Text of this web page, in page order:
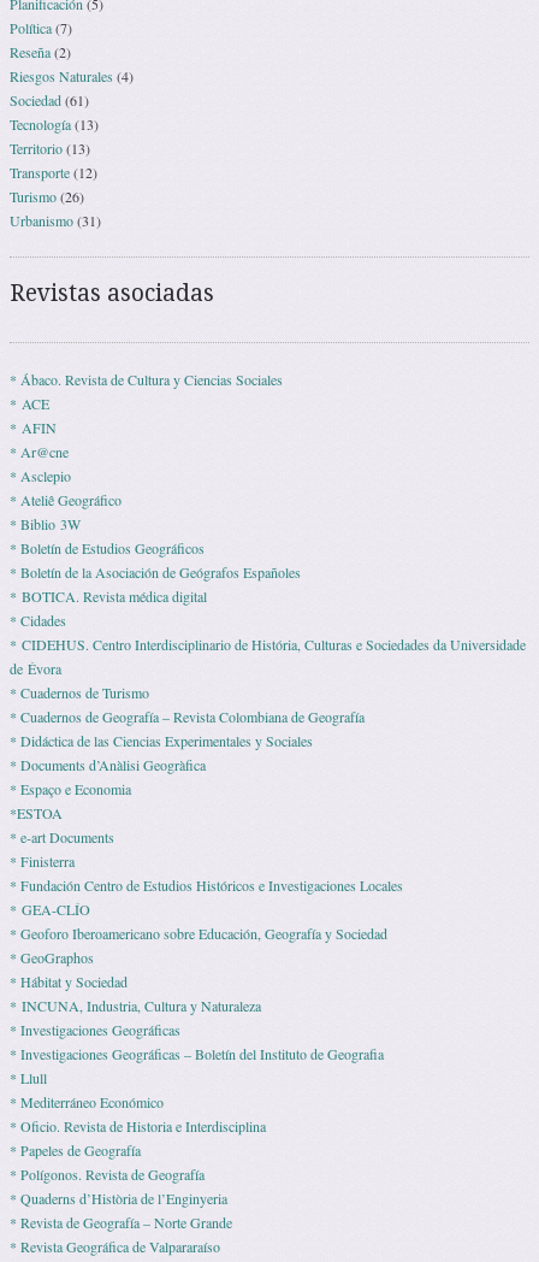
Política(7)
Reseña(2)
Riesgos Naturales (4)
Sociedad(61)
Tecnología(13)
Territorio(13)
Transporte(12)
Turismo(26)
Urbanismo(31)
Revistas asociadas
* Ábaco. Revista de Cultura y Ciencias Sociales
* ACE
* AFIN
* Ar@cne
* Asclepio
* Ateliê Geográfico
* Biblio 3W
* Boletín de Estudios Geográficos
* Boletín de la Asociación de Geógrafos Españoles
* BOTICA. Revista médica digital
* Cidades
* CIDEHUS. Centro Interdisciplinario de História, Culturas e Sociedades da Universidade
de Évora
* Cuadernos de Turismo
* Cuadernos de Geografía – Revista Colombiana de Geografía
* Didáctica de las Ciencias Experimentales y Sociales
* Documents d’Anàlisi Geogràfica
* Espaço e Economia
*ESTOA
* e-art Documents
* Finisterra
* Fundación Centro de Estudios Históricos e Investigaciones Locales
* GEA-CLÍO
* Geoforo Iberoamericano sobre Educación, Geografía y Sociedad
* GeoGraphos
* Hábitat y Sociedad
* INCUNA, Industria, Cultura y Naturaleza
* Investigaciones Geográficas
* Investigaciones Geográficas – Boletín del Instituto de Geografia
* Llull
* Mediterráneo Económico
* Ofi­cio. Revista de His­to­ria e Interdisciplina
* Pape­les de Geografía
* Polígonos. Revista de Geografía
* Quaderns d’Història de l’Enginyeria
* Revista de Geografía – Norte Grande
* Revista Geográfica de Valpararaíso